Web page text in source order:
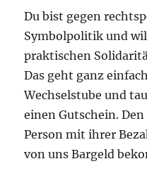
Du bist gegen
Symbolpolitik und
praktischen
Das geht ganz
Wechselstube und
einen Gutschein.
Person mit ihrer
von uns Bargeld